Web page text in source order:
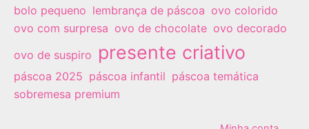
bolo pequeno lembrança de páscoa ovo colorido
ovo com surpresa ovo de chocolate ovo decorado
ovo de suspiro presente criativo
páscoa 2025 páscoa infantil páscoa temática
sobremesa premium